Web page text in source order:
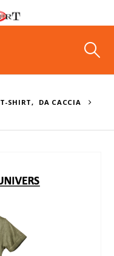
T-SHIRT,
DA CACCIA